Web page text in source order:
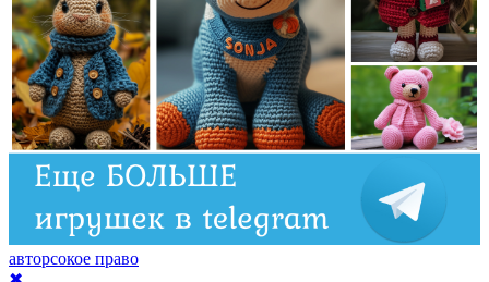
авторсокое право